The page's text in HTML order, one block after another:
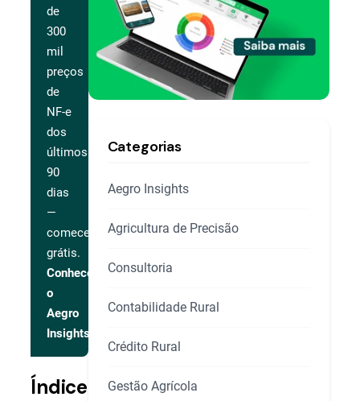
de
300
mil
preços
de
NF-e
dos
últimos
90
dias
—
comece
grátis.
Conhecer
o
Aegro
Insights
Índice
Categorias
Aegro Insights
Agricultura de Precisão
Consultoria
Contabilidade Rural
Crédito Rural
Gestão Agrícola